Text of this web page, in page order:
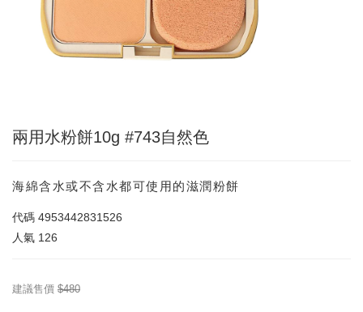
兩用水粉餅10g #743自然色
海綿含水或不含水都可使用的滋潤粉餅
代碼 4953442831526
人氣 126
建議售價 $480